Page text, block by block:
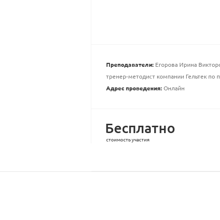
Преподаватели:Егорова Ирина
тренер-методист компании Гельтек по
Адрес проведения:Онлайн
Бесплатно
стоимость участия